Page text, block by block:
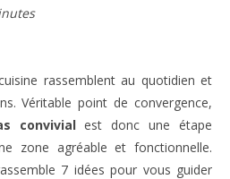
Véritable point de convergence,
convivial est donc une étape
zone agréable et fonctionnelle.
7 idées pour vous guider